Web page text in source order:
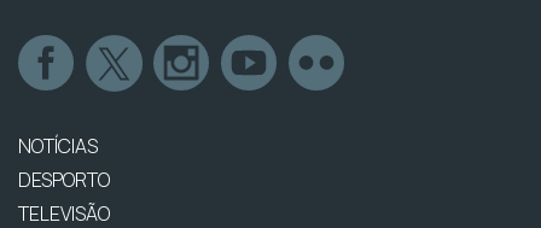
NOTÍCIAS
DESPORTO
TELEVISÃO